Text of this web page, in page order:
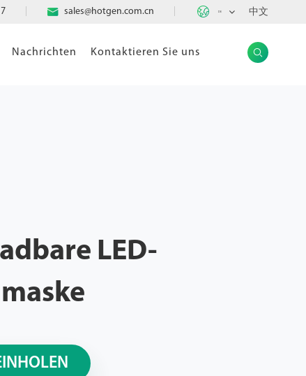
 sales@hotgen.com.cn  DE 中文
Nachrichten Kontaktieren Sie uns 
LED-